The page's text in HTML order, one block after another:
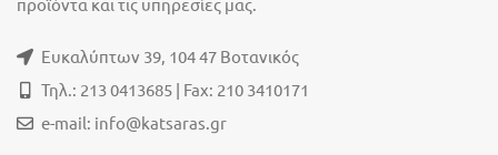
Ευκαλύπτων 39, 104 47 Βοτανικός
Τηλ.: 213 0413685 | Fax: 210 3410171
e-mail: info@katsaras.gr